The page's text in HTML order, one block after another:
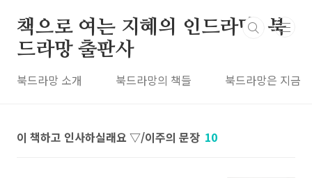
책으로 여는 지혜의 인드라망, 북
드라망 출판사
북드라망 소개 북드라망의 책들 북드라망은 지금
이 책하고 인사하실래요 ▽/이주의 문장 10